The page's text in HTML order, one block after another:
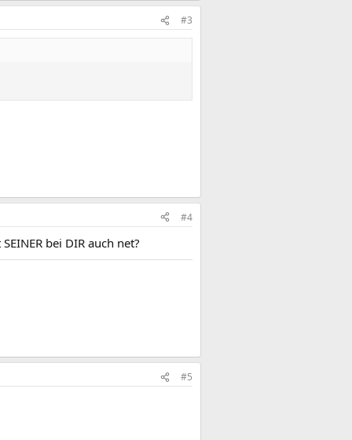
#3
#4
bei DIR auch net?
#5